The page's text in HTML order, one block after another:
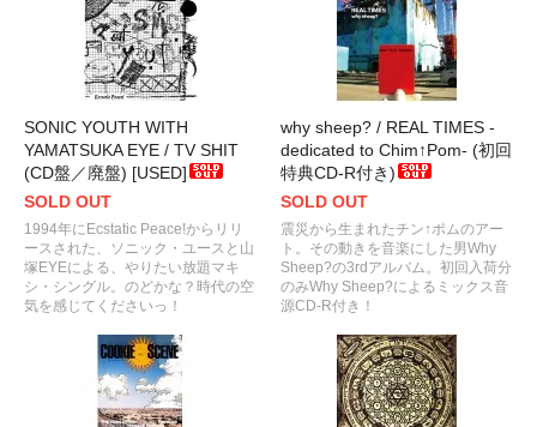
SONIC YOUTH WITH
YAMATSUKA EYE / TV SHIT
(CD盤／廃盤) [USED]
SOLD OUT
1994年にEcstatic Peace!からリリ
ースされた、ソニック・ユースと山
塚EYEによる、やりたい放題マキ
シ・シングル。のどかな？時代の空
気を感じてくださいっ！
why sheep? / REAL TIMES -
dedicated to Chim↑Pom- (初回
特典CD-R付き)
SOLD OUT
震災から生まれたチン↑ポムのアー
ト。その動きを音楽にした男Why
Sheep?の3rdアルバム。初回入荷分
のみWhy Sheep?によるミックス音
源CD-R付き！